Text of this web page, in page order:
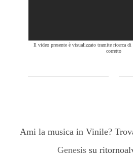
Il video presente è visualizzato tramite ricerca di
corretto
Ami la musica in Vinile?
Genesis su